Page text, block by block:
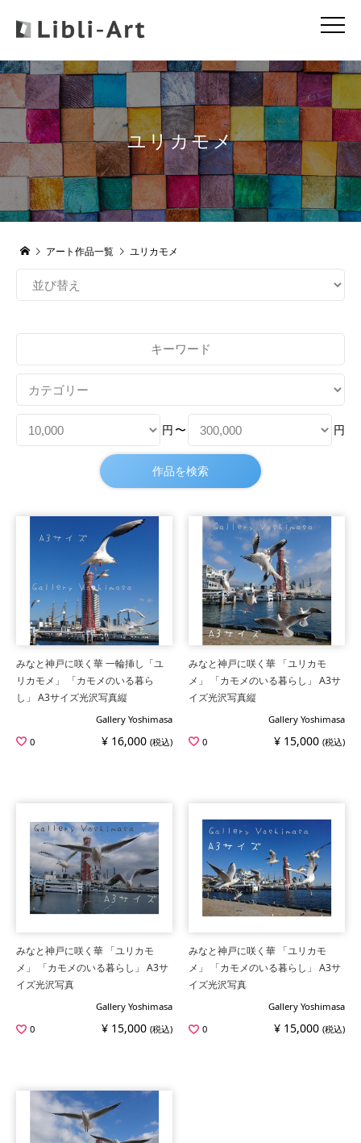
ユリカモメ
アート作品一覧 ユリカモメ
円 〜 円
みなと神戸に咲く華 一輪挿し「ユ
リカモメ」 「カモメのいる暮ら
し」 A3サイズ光沢写真縦
Gallery Yoshimasa
0
¥ 16,000 (税込)
みなと神戸に咲く華 「ユリカモ
メ」 「カモメのいる暮らし」 A3サ
イズ光沢写真縦
Gallery Yoshimasa
0
¥ 15,000 (税込)
みなと神戸に咲く華 「ユリカモ
メ」 「カモメのいる暮らし」 A3サ
イズ光沢写真
Gallery Yoshimasa
0
¥ 15,000 (税込)
みなと神戸に咲く華 「ユリカモ
メ」 「カモメのいる暮らし」 A3サ
イズ光沢写真
Gallery Yoshimasa
0
¥ 15,000 (税込)